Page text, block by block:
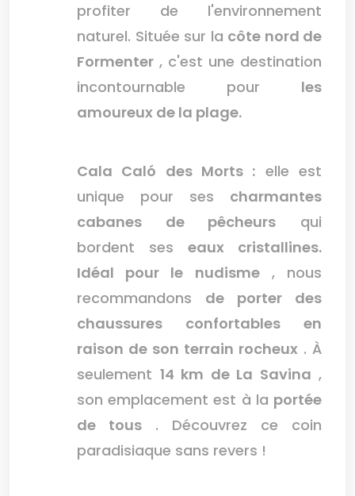
profiter de l'environnement
naturel. Située sur la côte nord de
Formenter , c'est une destination
incontournable pour les
amoureux de la plage.
Cala Caló des Morts : elle est
unique pour ses charmantes
cabanes de pêcheurs qui
bordent ses eaux cristallines.
Idéal pour le nudisme, nous
recommandons de porter des
chaussures confortables en
raison de son terrain rocheux . À
seulement 14 km de La Savina ,
son emplacement est à la portée
de tous . Découvrez ce coin
paradisiaque sans revers !